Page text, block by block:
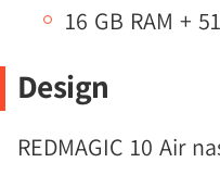
16 GB RAM +
Design
REDMAGIC 10 Air